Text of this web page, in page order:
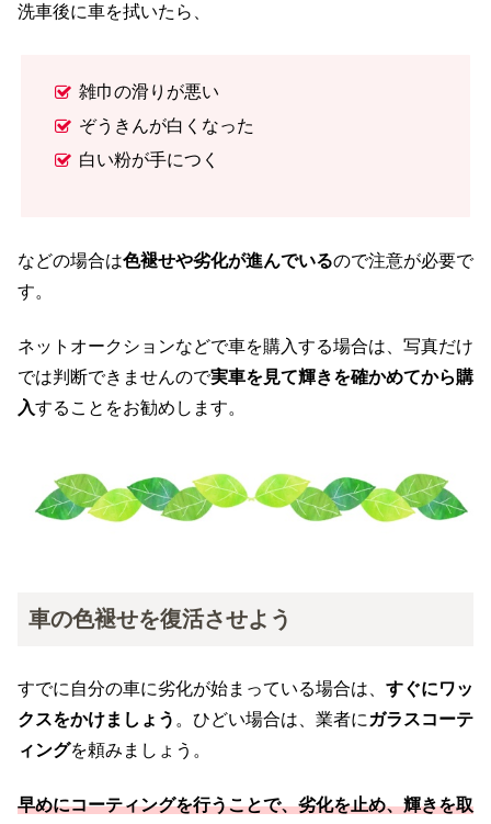
洗車後に車を拭いたら、
雑巾の滑りが悪い
ぞうきんが白くなった
白い粉が手につく
などの場合は色褪せや劣化が進んでいるので注意が必要で
す。
ネットオークションなどで車を購入する場合は、写真だけ
では判断できませんので実車を見て輝きを確かめてから購
入することをお勧めします。
車の色褪せを復活させよう
すでに自分の車に劣化が始まっている場合は、 すぐにワッ
クスをかけましょう 。ひどい場合は、業者に ガラスコーテ
ィングを頼みましょう。
早めにコーティングを行うことで、劣化を止め、輝きを取